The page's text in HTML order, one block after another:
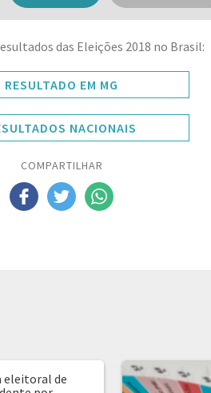
das Eleições 2018 no Brasil:
RESULTADO EM MG
NACIONAIS
COMPARTILHAR
eleitoral de